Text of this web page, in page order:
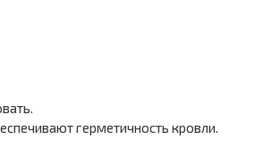
герметичность кровли.